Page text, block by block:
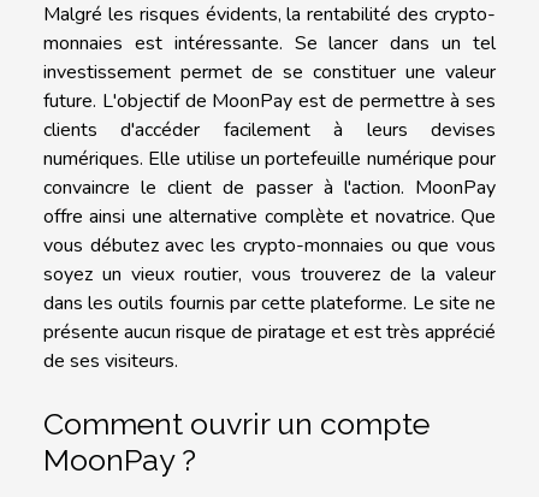
Malgré les risques évidents, la rentabilité des crypto-
monnaies est intéressante. Se lancer dans un tel
investissement permet de se constituer une valeur
future. L'objectif de MoonPay est de permettre à ses
clients d'accéder facilement à leurs devises
numériques. Elle utilise un portefeuille numérique pour
convaincre le client de passer à l'action. MoonPay
offre ainsi une alternative complète et novatrice. Que
vous débutez avec les crypto-monnaies ou que vous
soyez un vieux routier, vous trouverez de la valeur
dans les outils fournis par cette plateforme. Le site ne
présente aucun risque de piratage et est très apprécié
de ses visiteurs.
Comment ouvrir un compte
MoonPay ?